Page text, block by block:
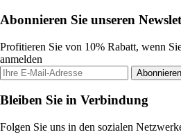
Abonnieren Sie unseren
Profitieren Sie von 10% Rabatt, wenn
anmelden
Abonnieren
Bleiben Sie in Verbindung
Folgen Sie uns in den sozialen